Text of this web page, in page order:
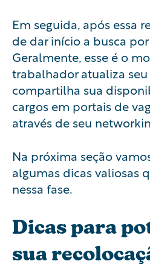
Em seguida, após essa
de dar início a busca
Geralmente, esse é o
trabalhador atualiza
compartilha sua
cargos em portais de
através de seu
Na próxima seção
algumas dicas valiosas
nessa fase.
Dicas para
sua